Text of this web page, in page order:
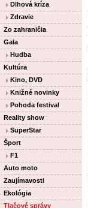
Dlhová kríza
Zdravie
Zo zahraničia
Gala
Hudba
Kultúra
Kino, DVD
Knižné novinky
Pohoda festival
Reality show
SuperStar
Šport
F1
Auto moto
Zaujímavosti
Ekológia
Tlačové správy